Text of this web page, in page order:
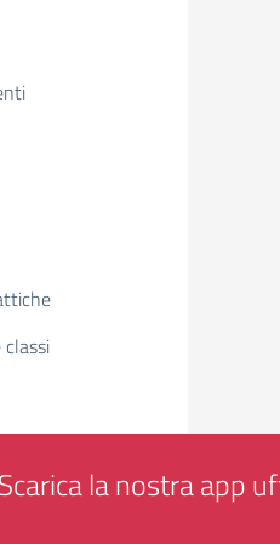
Scarica la nostra app